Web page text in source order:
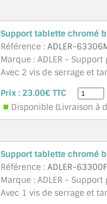
Support tablette chromé
Référence : ADLER-
Marque : ADLER -
Avec 2 vis de serrage et
Prix : 23.00€ TTC
Disponible (Livraison à
Support tablette chromé
Référence : ADLER-63300F
Marque : ADLER -
Avec 1 vis de serrage et